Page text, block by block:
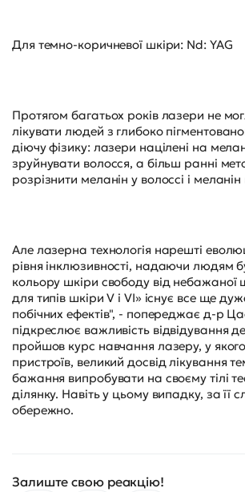
Для темно-коричневої шкіри: Nd: YAG
Протягом багатьох років лазери не
лікувати людей з глибоко
діючу фізику: лазери націлені на
зруйнувати волосся, а більш ранні
розрізнити меланін у волоссі і меланін
Але лазерна технологія нарешті
рівня інклюзивності, надаючи людям
кольору шкіри свободу від
для типів шкіри V і VI» існує все ще
побічних ефектів", - попереджає д-р
підкреслює важливість відвідування
пройшов курс навчання лазеру, у якого
пристроїв, великий досвід лікування
бажання випробувати на своєму тілі
ділянку. Навіть у цьому випадку, за її
обережно.
Залиште свою реакцію!